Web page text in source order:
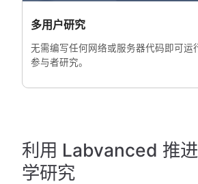
多用户研究
无需编写任何网络或服务器代码即可运
参与者研究。
利用 Labvanced 推
学研究